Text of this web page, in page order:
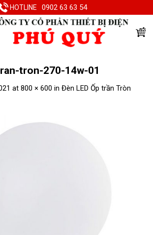
HOTLINE 0902 63 63 54
tron-270-14w-01
at 800 × 600 in Đèn LED Ốp trần Tròn